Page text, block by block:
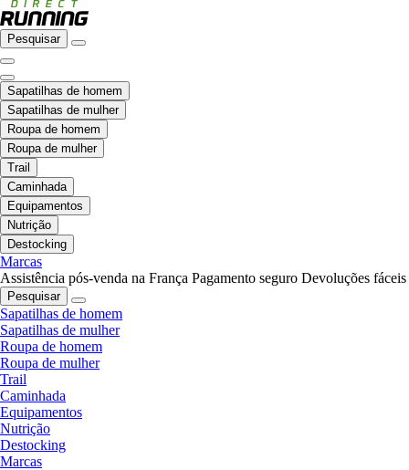
Pesquisar
Sapatilhas de homem
Sapatilhas de mulher
Roupa de homem
Roupa de mulher
Trail
Caminhada
Equipamentos
Nutrição
Destocking
Marcas
Assistência pós-venda na França Pagamento seguro Devoluções fáceis
Pesquisar
Sapatilhas de homem
Sapatilhas de mulher
Roupa de homem
Roupa de mulher
Trail
Caminhada
Equipamentos
Nutrição
Destocking
Marcas